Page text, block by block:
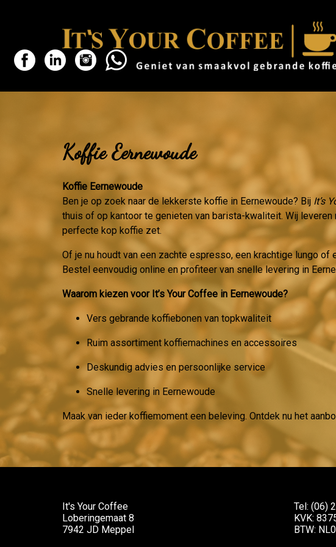
Koffie Eernewoude
Koffie Eernewoude
Ben je op zoek naar de lekkerste koffie in Eernewoude? Bij It’s
thuis of op kantoor te genieten van barista-kwaliteit. Wij
perfecte kop koffie zet.
Of je nu houdt van een zachte espresso, een krachtige lungo
Bestel eenvoudig online en profiteer van snelle levering in
Waarom kiezen voor It’s Your Coffee in Eernewoude?
Vers gebrande koffiebonen van topkwaliteit
Ruim assortiment koffiemachines en accessoires
Deskundig advies en persoonlijke service
Snelle levering in Eernewoude
Maak van ieder koffiemoment een beleving. Ontdek nu het
It's Your Coffee
Loberingemaat 8
7942 JD Meppel
Tel: (06)
KVK:
BTW: